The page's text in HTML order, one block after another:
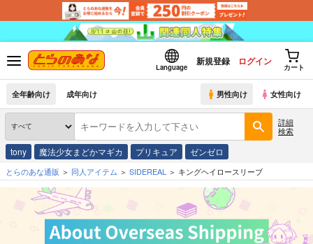
Language
新規登録 ログイン
カート
全年齢向け 成年向け 男性向け 女性向け
詳細
検索
tony 魔法少女まどかマギカ プリキュア ゼンゼロ
とらのあな通販 同人アイテム SIDEREAL キングヘイロースリーブ